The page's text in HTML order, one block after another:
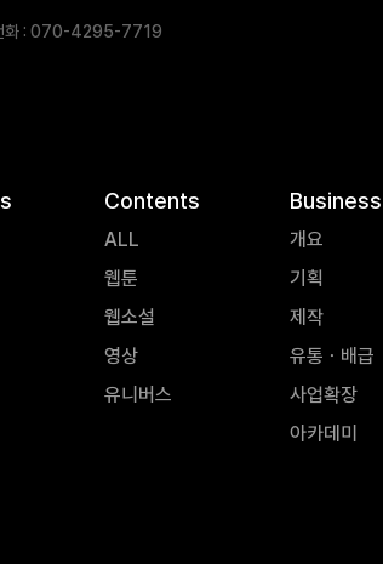
화 : 070-4295-7719
Contents
ALL
웹툰
웹소설
영상
유니버스
Business
개요
기획
제작
유통ㆍ배급
사업확장
아카데미